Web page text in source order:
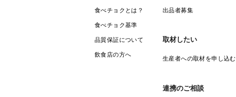
食べチョクとは？
食べチョク基準
品質保証について
飲食店の方へ
出品者募集
取材したい
生産者への取材を申し込む
連携のご相談